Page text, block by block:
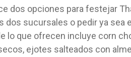
dos opciones para festejar
dos sucursales o pedir ya sea
lo que ofrecen incluye corn
ejotes salteados con